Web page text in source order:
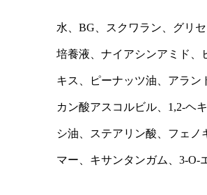
水、BG、スクワラン、グリ
培養液、ナイアシンアミド、
キス、ピーナッツ油、アラ
カン酸アスコルビル、1,2-ヘ
シ油、ステアリン酸、フェノ
マー、キサンタンガム、3-O-